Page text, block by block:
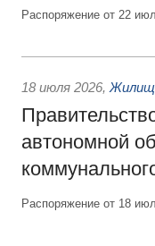
Распоряжение от 22
18 июля 2026,
автономной
Распоряжение от 18